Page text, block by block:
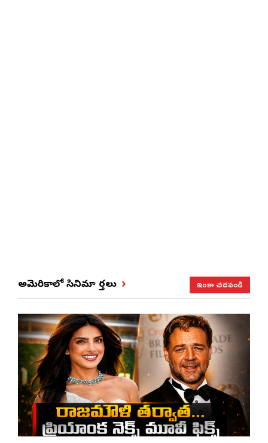
అమెరికాలో సినిమా వార్తలు ఇంకా చదవండి